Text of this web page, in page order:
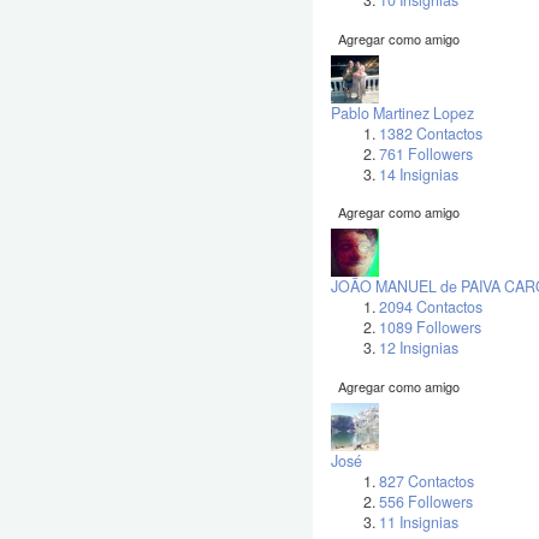
Agregar como amigo
Pablo Martinez Lopez
1382 Contactos
761 Followers
14 Insignias
Agregar como amigo
JOÃO MANUEL de PAIVA
2094 Contactos
1089 Followers
12 Insignias
Agregar como amigo
José
827 Contactos
556 Followers
11 Insignias